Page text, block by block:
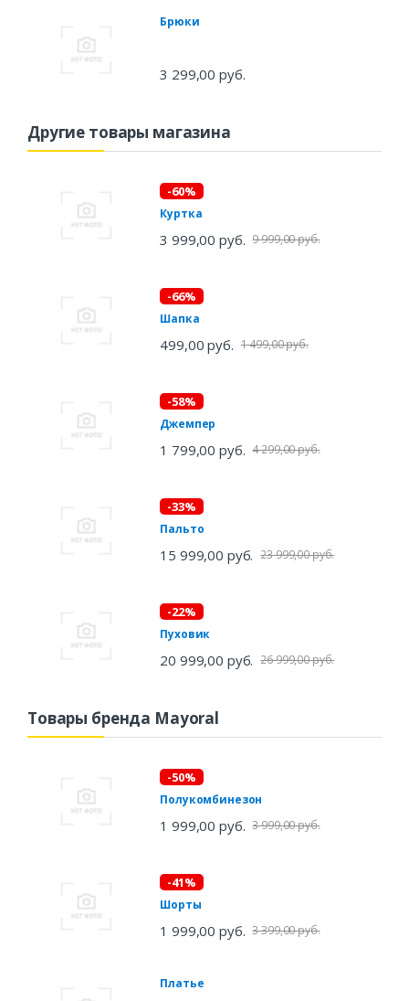
Брюки
3 299,00 руб.
Другие товары магазина
-60%
Куртка
3 999,00 руб. 9 999,00 руб.
-66%
Шапка
499,00 руб. 1 499,00 руб.
-58%
Джемпер
1 799,00 руб. 4 299,00 руб.
-33%
Пальто
15 999,00 руб. 23 999,00 руб.
-22%
Пуховик
20 999,00 руб. 26 999,00 руб.
Товары бренда Mayoral
-50%
Полукомбинезон
1 999,00 руб. 3 999,00 руб.
-41%
Шорты
1 999,00 руб. 3 399,00 руб.
Платье